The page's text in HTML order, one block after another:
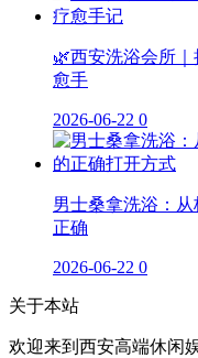
🌿西安洗浴会所
愈手
2026-06-22 0
男士桑拿洗浴：
正确
2026-06-22 0
关于本站
欢迎来到西安高端休闲